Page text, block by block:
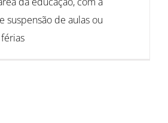
suspensão de aulas ou